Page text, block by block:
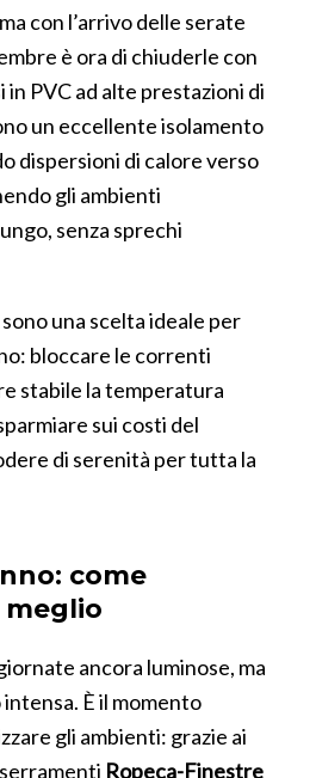
con l’arrivo delle serate
è ora di chiuderle con
in PVC ad alte prestazioni di
un eccellente isolamento
dispersioni di calore verso
gli ambienti
senza sprechi
una scelta ideale per
bloccare le correnti
stabile la temperatura
sui costi del
di serenità per tutta la
come
ancora luminose, ma
È il momento
gli ambienti: grazie ai
Ropeca-Finestre